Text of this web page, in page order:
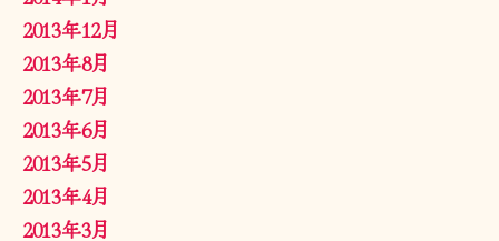
2013年12月
2013年8月
2013年7月
2013年6月
2013年5月
2013年4月
2013年3月